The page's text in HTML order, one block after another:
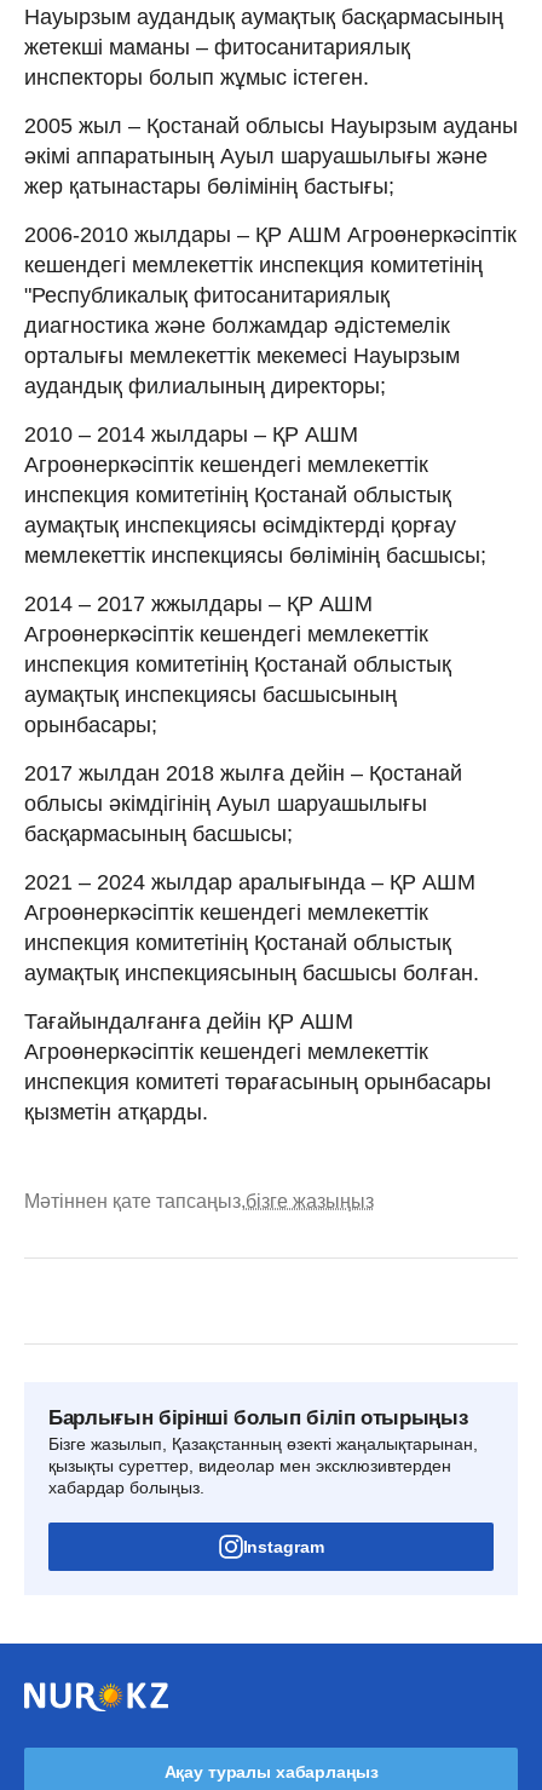
Науырзым аудандық аумақтық басқармасының
жетекші маманы – фитосанитариялық
инспекторы болып жұмыс істеген.
2005 жыл – Қостанай облысы Науырзым ауданы
әкімі аппаратының Ауыл шаруашылығы және
жер қатынастары бөлімінің бастығы;
2006-2010 жылдары – ҚР АШМ Агроөнеркәсіптік
кешендегі мемлекеттік инспекция комитетінің
"Республикалық фитосанитариялық
диагностика және болжамдар әдістемелік
орталығы мемлекеттік мекемесі Науырзым
аудандық филиалының директоры;
2010 – 2014 жылдары – ҚР АШМ
Агроөнеркәсіптік кешендегі мемлекеттік
инспекция комитетінің Қостанай облыстық
аумақтық инспекциясы өсімдіктерді қорғау
мемлекеттік инспекциясы бөлімінің басшысы;
2014 – 2017 жжылдары – ҚР АШМ
Агроөнеркәсіптік кешендегі мемлекеттік
инспекция комитетінің Қостанай облыстық
аумақтық инспекциясы басшысының
орынбасары;
2017 жылдан 2018 жылға дейін – Қостанай
облысы әкімдігінің Ауыл шаруашылығы
басқармасының басшысы;
2021 – 2024 жылдар аралығында – ҚР АШМ
Агроөнеркәсіптік кешендегі мемлекеттік
инспекция комитетінің Қостанай облыстық
аумақтық инспекциясының басшысы болған.
Тағайындалғанға дейін ҚР АШМ
Агроөнеркәсіптік кешендегі мемлекеттік
инспекция комитеті төрағасының орынбасары
қызметін атқарды.
Мәтіннен қате тапсаңыз,бізге жазыңыз
Барлығын бірінші болып біліп отырыңыз
Бізге жазылып, Қазақстанның өзекті жаңалықтарынан,
қызықты суреттер, видеолар мен эксклюзивтерден
хабардар болыңыз.
Instagram
Ақау туралы хабарлаңыз